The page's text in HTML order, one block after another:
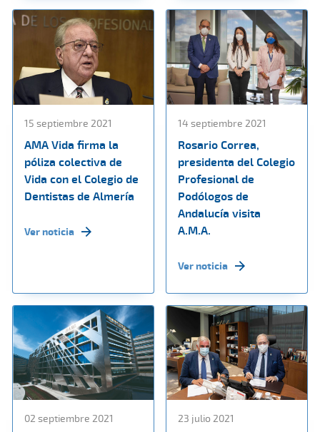
15 septiembre 2021
AMA Vida firma la
póliza colectiva de
Vida con el Colegio de
Dentistas de Almería
Ver noticia
14 septiembre 2021
Rosario Correa,
presidenta del Colegio
Profesional de
Podólogos de
Andalucía visita
A.M.A.
Ver noticia
02 septiembre 2021 23 julio 2021